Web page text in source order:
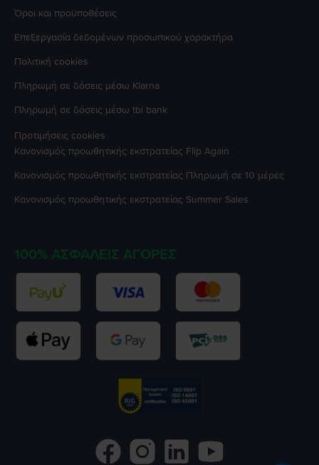
Όροι και προϋποθέσεις
Επεξεργασία δεδομένων προσωπικού χαρακτήρα
Πολιτική cookies
Πληρωμή σε δόσεις μέσω Klarna
Πληρωμή σε δόσεις μέσω tbi bank
Προτιμήσεις cookies
Κανονισμός προωθητικής εκστρατείας Flip Again
Κανονισμός προωθητικής εκστρατείας Πληρωμή σε 10 μέρες
Κανονισμός προωθητικής εκστρατείας Summer Sales
100% ΑΣΦΑΛΕΊΣ ΑΓΟΡΈΣ